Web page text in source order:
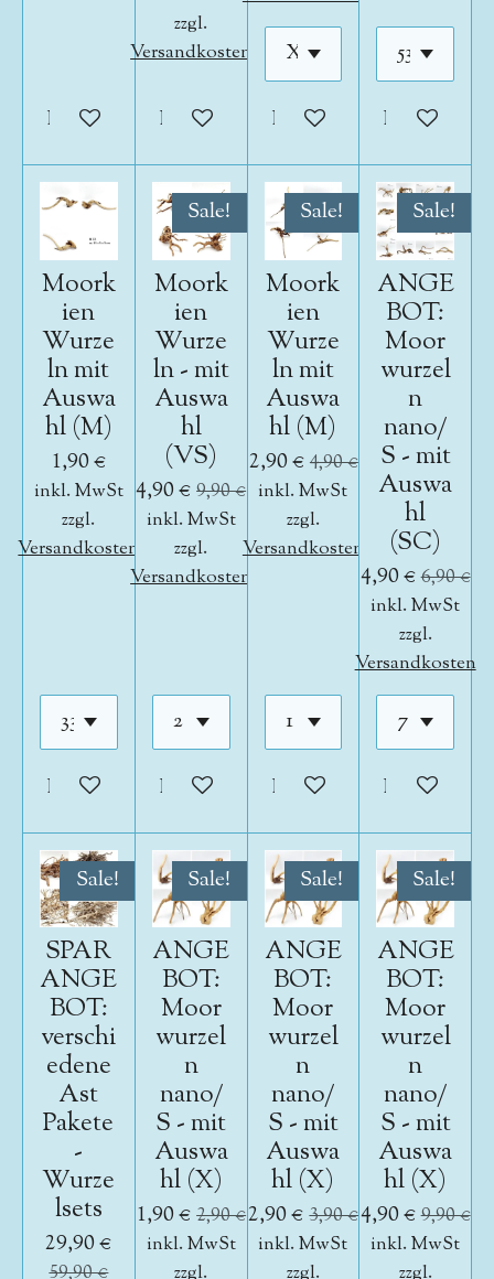
In den Warenkorb
zzgl.
Versandkosten
In den WarenkorbIn den Warenkorb
In den
Moork
ien
Wurze
ln mit
Auswa
hl (M)
1,90 €
inkl. MwSt
zzgl.
Versandkosten
In den Warenkorb
Sale!
Moork
ien
Wurze
ln - mit
Auswa
hl
(VS)
4,90 € 9,90 €
inkl. MwSt
zzgl.
Versandkosten
In den Warenkorb
Sale!
Moork
ien
Wurze
ln mit
Auswa
hl (M)
2,90 € 4,90 €
inkl. MwSt
zzgl.
Versandkosten
In den Warenkorb
Sale!
ANGE
BOT:
Moor
wurzel
n
nano/
S - mit
Auswa
hl
(SC)
4,90 €6,90 €
inkl. MwSt
zzgl.
Versandkosten
In den
Sale!
SPAR
ANGE
BOT:
verschi
edene
Ast
Pakete
-
Wurze
lsets
29,90 €
Sale!
ANGE
BOT:
Moor
wurzel
n
nano/
S - mit
Auswa
hl (X)
1,90 € 2,90 €
inkl. MwSt
Sale!
ANGE
BOT:
Moor
wurzel
n
nano/
S - mit
Auswa
hl (X)
2,90 € 3,90 €
inkl. MwSt
Sale!
ANGE
BOT:
Moor
wurzel
n
nano/
S - mit
Auswa
hl (X)
4,90 €9,90 €
inkl. MwSt